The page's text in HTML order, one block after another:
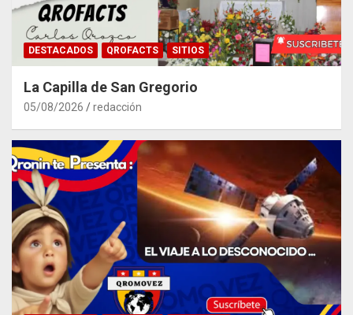
DESTACADOS QROFACTS SITIOS
La Capilla de San Gregorio
05/08/2026 redacción